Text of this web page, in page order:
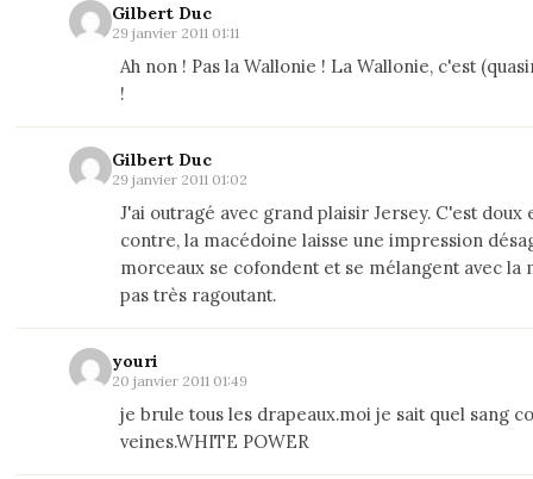
Gilbert Duc
29 janvier 2011 01:11
Ah non ! Pas la Wallonie ! La Wallonie, c'est
!
Gilbert Duc
29 janvier 2011 01:02
J'ai outragé avec grand plaisir Jersey. C'est doux
contre, la macédoine laisse une impression
morceaux se cofondent et se mélangent avec la
pas très ragoutant.
youri
20 janvier 2011 01:49
je brule tous les drapeaux.moi je sait quel sang
veines.WHITE POWER